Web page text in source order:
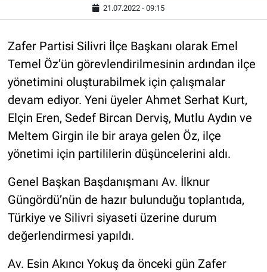
21.07.2022 - 09:15
Zafer Partisi Silivri İlçe Başkanı olarak Emel
Temel Öz’ün görevlendirilmesinin ardından ilçe
yönetimini oluşturabilmek için çalışmalar
devam ediyor. Yeni üyeler Ahmet Serhat Kurt,
Elçin Eren, Sedef Bircan Derviş, Mutlu Aydın ve
Meltem Girgin ile bir araya gelen Öz, ilçe
yönetimi için partililerin düşüncelerini aldı.
Genel Başkan Başdanışmanı Av. İlknur
Güngördü’nün de hazır bulunduğu toplantıda,
Türkiye ve Silivri siyaseti üzerine durum
değerlendirmesi yapıldı.
Av. Esin Akıncı Yokuş da önceki gün Zafer